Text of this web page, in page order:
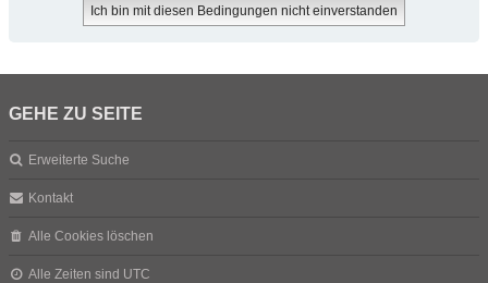
GEHE ZU SEITE
Erweiterte Suche
Kontakt
Alle Cookies löschen
Alle Zeiten sind UTC